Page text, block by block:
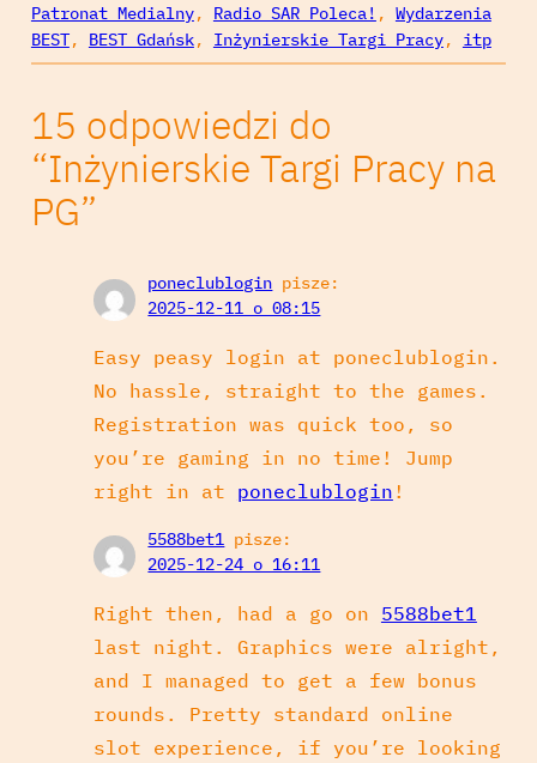
Patronat Medialny, Radio SAR Poleca! , Wydarzenia
BEST, BEST Gdańsk, Inżynierskie Targi Pracy, itp
15 odpowiedzi do
“Inżynierskie Targi Pracy na
PG”
poneclublogin pisze:
2025-12-11 o 08:15
Easy peasy login at poneclublogin.
No hassle, straight to the games.
Registration was quick too, so
you’re gaming in no time! Jump
right in at poneclublogin !
5588bet1 pisze:
2025-12-24 o 16:11
Right then, had a go on 5588bet1
last night. Graphics were alright,
and I managed to get a few bonus
rounds. Pretty standard online
slot experience, if you’re looking